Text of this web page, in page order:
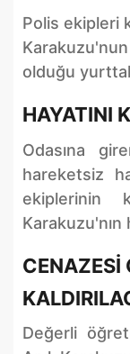
Polis ekipleri
olduğu
HAYATINI
Odasına
hareketsiz
ekiplerinin
Karakuzu'nın
CENAZESİ
Değerli